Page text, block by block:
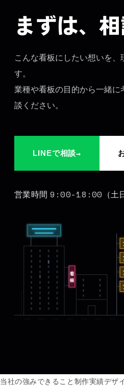
まずは、相
こんな看板にしたい想いを、
す。
業種や看板の目的から一緒に
談ください。
LINEで相談→
営業時間 9:00-18:00 （土
看板
当社の強みできること制作実績デザ